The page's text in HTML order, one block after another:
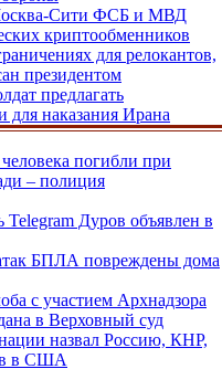
Сити ФСБ и МВД
криптообменников
для релокантов,
президентом
предлагать
для наказания Ирана
погибли при
– полиция
Telegram Дуров объявлен в
БПЛА повреждены дома
с участием Архнадзора
в Верховный суд
назвал Россию, КНР,
в США